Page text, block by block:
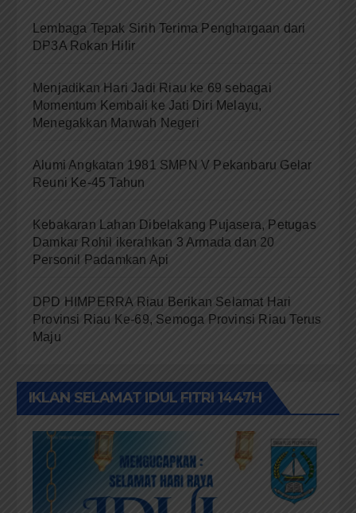
Lembaga Tepak Sirih Terima Penghargaan dari
DP3A Rokan Hilir
Menjadikan Hari Jadi Riau ke 69 sebagai
Momentum Kembali ke Jati Diri Melayu,
Menegakkan Marwah Negeri
Alumi Angkatan 1981 SMPN V Pekanbaru Gelar
Reuni Ke-45 Tahun
Kebakaran Lahan Dibelakang Pujasera, Petugas
Damkar Rohil ikerahkan 3 Armada dan 20
Personil Padamkan Api
DPD HIMPERRA Riau Berikan Selamat Hari
Provinsi Riau Ke-69, Semoga Provinsi Riau Terus
Maju
IKLAN SELAMAT IDUL FITRI 1447H